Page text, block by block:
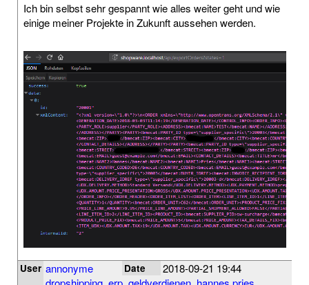
Ich bin selbst sehr gespannt wie alles weiter geht und wie
einige meiner Projekte in Zukunft aussehen werden.
User annonyme Date
2018-09-21 19:44